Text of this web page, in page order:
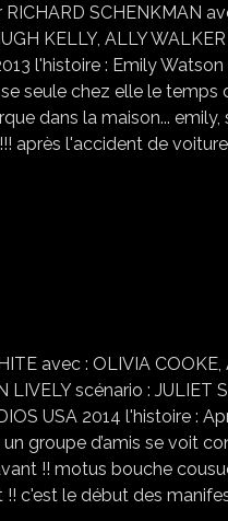
SCHENKMAN
KELLY, ALLY
l'histoire : Emily
seule chez elle le
dans la maison...
après l'accident de
avec : OLIVIA
LIVELY scénario :
USA 2014 l'histoire :
groupe d’amis se voit
!! motus bouche
c'est le début des